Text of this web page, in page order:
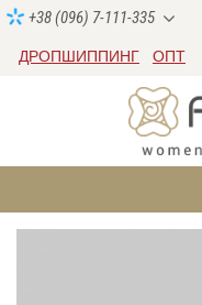
+38 (096) 7-111-335
ДРОПШИППИНГ ОПТ